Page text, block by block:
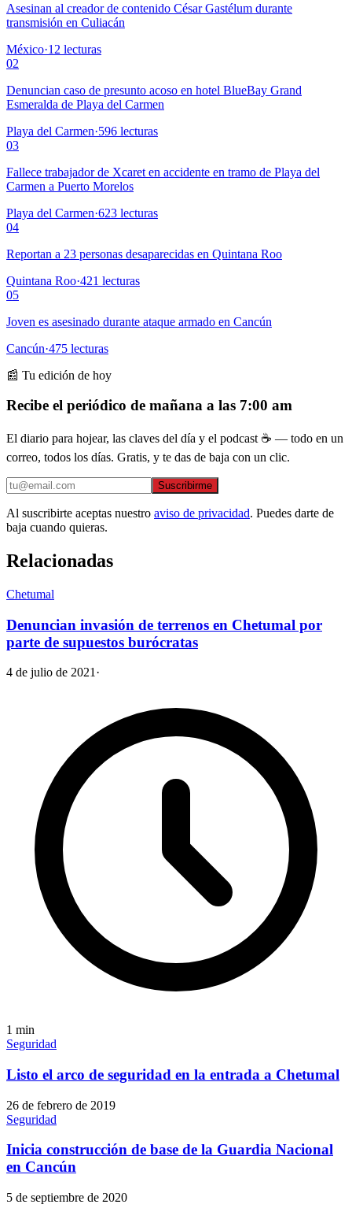
Asesinan al creador de contenido César Gastélum durante
transmisión en Culiacán
México·12 lecturas
02
Denuncian caso de presunto acoso en hotel BlueBay Grand
Esmeralda de Playa del Carmen
Playa del Carmen·596 lecturas
03
Fallece trabajador de Xcaret en accidente en tramo de Playa del
Carmen a Puerto Morelos
Playa del Carmen·623 lecturas
04
Reportan a 23 personas desaparecidas en Quintana Roo
Quintana Roo·421 lecturas
05
Joven es asesinado durante ataque armado en Cancún
Cancún·475 lecturas
📰 Tu edición de hoy
Recibe el periódico de mañana a las 7:00 am
El diario para hojear, las claves del día y el podcast ☕ — todo en un
correo, todos los días. Gratis, y te das de baja con un clic.
Suscribirme
Al suscribirte aceptas nuestro aviso de privacidad. Puedes darte de
baja cuando quieras.
Relacionadas
Chetumal
Denuncian invasión de terrenos en Chetumal por
parte de supuestos burócratas
4 de julio de 2021 ·
1 min
Seguridad
Listo el arco de seguridad en la entrada a Chetumal
26 de febrero de 2019
Seguridad
Inicia construcción de base de la Guardia Nacional
en Cancún
5 de septiembre de 2020